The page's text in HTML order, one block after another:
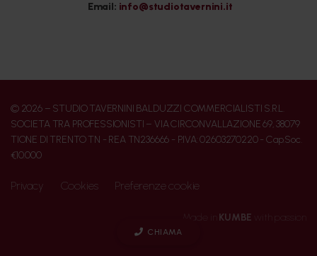
CHIAMA
Email: info@studiotavernini.it
© 2026 – STUDIO TAVERNINI BALDUZZI COMMERCIALISTI S.R.L.
SOCIETA TRA PROFESSIONISTI – VIA CIRCONVALLAZIONE 69, 38079
TIONE DI TRENTO TN - REA TN236666 - P.IVA: 02603270220 - Cap.Soc.
€10.000
Privacy Cookies Preferenze cookie
KUMBE with passion